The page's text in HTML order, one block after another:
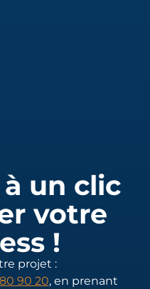
un clic
votre
!
projet :
90 20, en prenant